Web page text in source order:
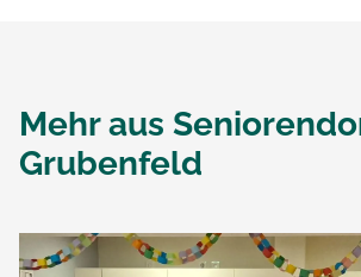
Mehr aus
Grubenfeld